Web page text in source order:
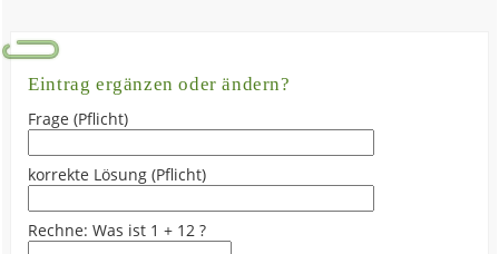
Eintrag ergänzen oder ändern?
Frage (Pflicht)
korrekte Lösung (Pflicht)
Rechne: Was ist 1 + 12 ?